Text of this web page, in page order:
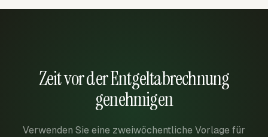
Zeit vor der Entgeltabrechnung
genehmigen
Verwenden Sie eine zweiwöchentliche Vorlage für